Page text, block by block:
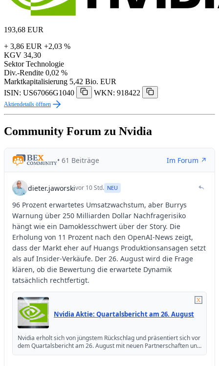
193,68 EUR
+ 3,86 EUR +2,03 %
KGV 34,30
Sektor Technologie
Div.-Rendite 0,02 %
Marktkapitalisierung 5,42 Bio. EUR
ISIN: US67066G1040
WKN: 918422
Aktiendetails öffnen
Community Forum zu Nvidia